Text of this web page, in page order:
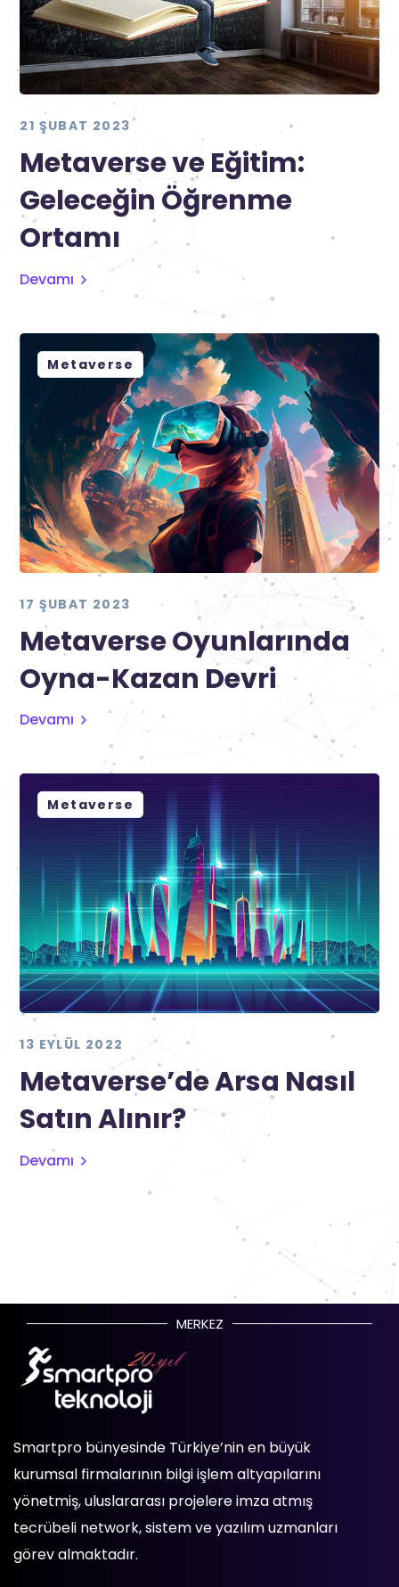
21 ŞUBAT 2023
Metaverse ve Eğitim:
Geleceğin Öğrenme
Ortamı
Devamı
Metaverse
17 ŞUBAT 2023
Metaverse Oyunlarında
Oyna-Kazan Devri
Devamı
Metaverse
13 EYLÜL 2022
Metaverse’de Arsa Nasıl
Satın Alınır?
Devamı
MERKEZ
Smartpro bünyesinde Türkiye’nin en büyük
kurumsal firmalarının bilgi işlem altyapılarını
yönetmiş, uluslararası projelere imza atmış
tecrübeli network, sistem ve yazılım uzmanları
görev almaktadır.